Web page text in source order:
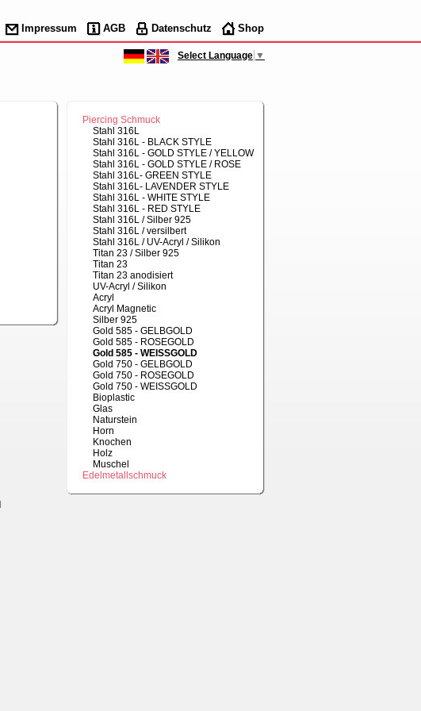
Impressum AGB Datenschutz Shop
Select Language ▼
Piercing Schmuck
Stahl 316L
Stahl 316L - BLACK STYLE
Stahl 316L - GOLD STYLE / YELLOW
Stahl 316L - GOLD STYLE / ROSE
Stahl 316L- GREEN STYLE
Stahl 316L- LAVENDER STYLE
Stahl 316L - WHITE STYLE
Stahl 316L - RED STYLE
Stahl 316L / Silber 925
Stahl 316L / versilbert
Stahl 316L / UV-Acryl / Silikon
Titan 23 / Silber 925
Titan 23
Titan 23 anodisiert
UV-Acryl / Silikon
Acryl
Acryl Magnetic
Silber 925
Gold 585 - GELBGOLD
Gold 585 - ROSEGOLD
Gold 585 - WEISSGOLD
Gold 750 - GELBGOLD
Gold 750 - ROSEGOLD
Gold 750 - WEISSGOLD
Bioplastic
Glas
Naturstein
Horn
Knochen
Holz
Muschel
Edelmetallschmuck